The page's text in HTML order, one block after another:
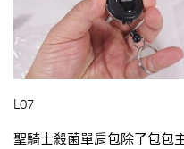
L07
聖騎士殺菌單肩包除了包包